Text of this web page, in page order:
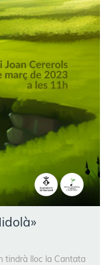
tindrà lloc la Cantata